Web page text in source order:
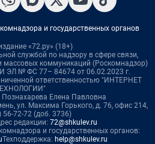
и государственных органов
«72.ру» (18+)
службой по надзору в сфере связи,
массовых коммуникаций (Роскомнадзор)
ЭЛ № ФС 77– 84674 от 06.02.2023 г.
ответственностью "ИНТЕРНЕТ
Познахарева Елена Павловна
ул. Максима Горького, д. 76, офис 214,
56-72-72 (доб. 3736)
редакции: 72@shkulev.ru
и государственных органов:
Техподдержка: help@shkulev.ru